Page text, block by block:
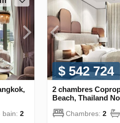
bain: 2
$ 542 724
2 chambres
Beach, Thailand
Chambres: 2